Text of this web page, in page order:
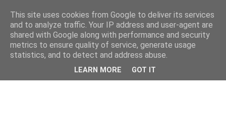
This site uses cookies from Google to deliver its services
and to analyze traffic. Your IP address and user-agent are
shared with Google along with performance and security
metrics to ensure quality of service, generate usage
statistics, and to detect and address abuse.
LEARN MORE GOT IT